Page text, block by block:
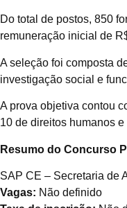
Do total de postos, 850
remuneração inicial de
A seleção foi composta
investigação social e
A prova objetiva contou
10 de direitos humanos
Resumo do Concurso
SAP CE – Secretaria de
Vagas: Não definido